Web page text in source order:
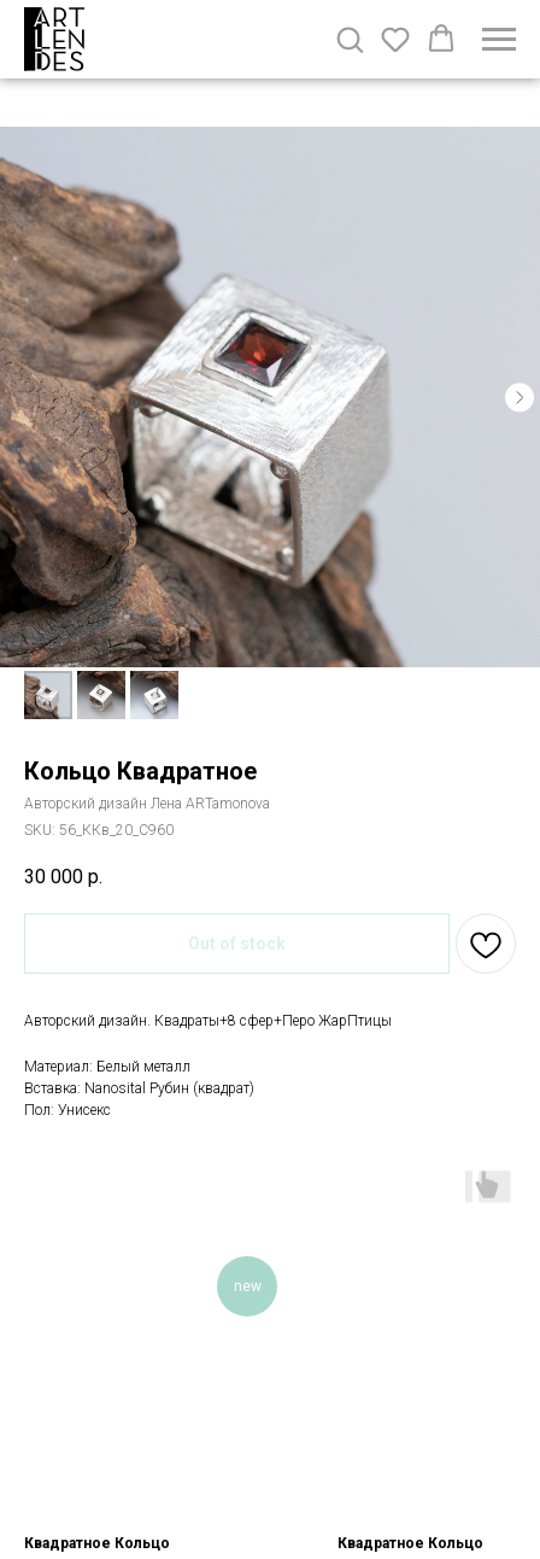
Кольцо Квадратное
Авторский дизайн Лена ARTamonova
SKU: 56_ККв_20_С960
30 000 р.
Out of stock
Авторский дизайн. Квадраты+8 сфер+Перо ЖарПтицы
Материал: Белый металл
Вставка: Nanosital Рубин (квадрат)
Пол: Унисекс
new
Квадратное Кольцо
Квадратное Кольцо